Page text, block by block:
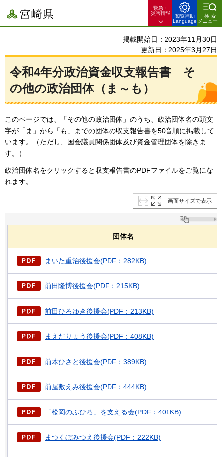
宮崎県
緊急・
災害情報
閲覧補助
Language
検索
メニュー
掲載開始日：2023年11月30日
更新日：2025年3月27日
令和4年分政治資金収支報告書
そ
の他の政治団体（ま～も）
このページでは、「その他の政治団体」のうち、政治団体名の頭文
字が「ま」から「も」までの団体の収支報告書を50音順に掲載して
います。（ただし、国会議員関係団体及び資金管理団体を除きま
す。）
政治団体名をクリックすると収支報告書のPDFファイルをご覧にな
れます。
画面サイズで表示
団体名
まいた重治後援会(PDF：282KB)
前田隆博後援会(PDF：215KB)
前田ひろゆき後援会(PDF：213KB)
まえだりょう後援会(PDF：408KB)
前本ひさと後援会(PDF：389KB)
前屋敷えみ後援会(PDF：444KB)
「松岡のぶひろ」を支える会(PDF：401KB)
まつくぼみつえ後援会(PDF：222KB)